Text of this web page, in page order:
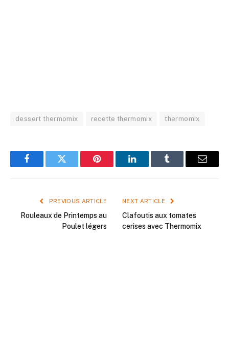
dessert thermomix recette thermomix thermomix
FacebookTwitter Pinterest LinkedInTumblr Email
PREVIOUS ARTICLE
Rouleaux de Printemps au
Poulet légers
NEXT ARTICLE
Clafoutis aux tomates
cerises avec Thermomix